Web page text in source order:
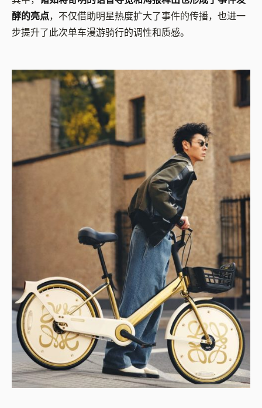
酵的亮点，不仅借助明星热度扩大了事件的传播，也进一
步提升了此次单车漫游骑行的调性和质感。